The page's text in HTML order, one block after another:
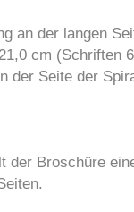
an der langen
cm (Schriften
der Seite der
der Broschüre